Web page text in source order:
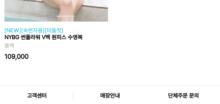
[NEW][숙련자용][미들컷]
NYBG 썬플라워 V백 원피스 수영복
블랙
109,000
고객센터 매장안내 단체주문 문의